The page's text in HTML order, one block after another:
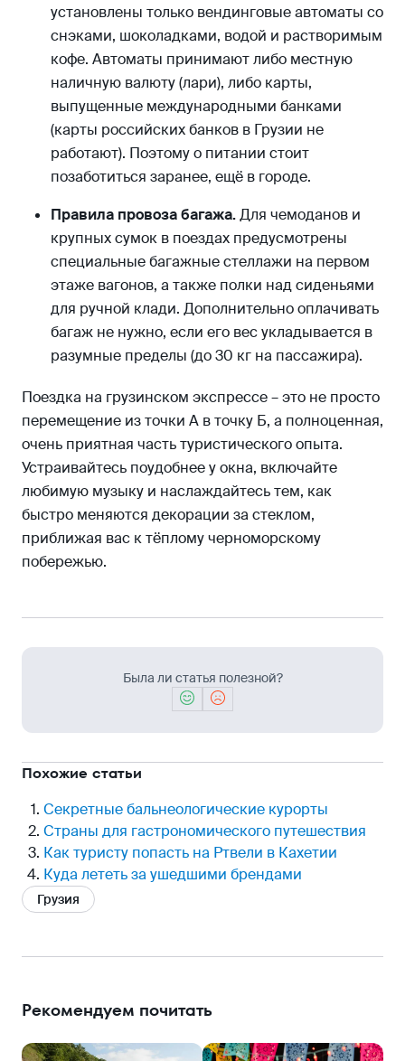
установлены только вендинговые автоматы со
снэками, шоколадками, водой и растворимым
кофе. Автоматы принимают либо местную
наличную валюту (лари), либо карты,
выпущенные международными банками
(карты российских банков в Грузии не
работают). Поэтому о питании стоит
позаботиться заранее, ещё в городе.
Правила провоза багажа.Для чемоданов и
крупных сумок в поездах предусмотрены
специальные багажные стеллажи на первом
этаже вагонов, а также полки над сиденьями
для ручной клади. Дополнительно оплачивать
багаж не нужно, если его вес укладывается в
разумные пределы (до 30 кг на пассажира).
Поездка на грузинском экспрессе – это не просто
перемещение из точки А в точку Б, а полноценная,
очень приятная часть туристического опыта.
Устраивайтесь поудобнее у окна, включайте
любимую музыку и наслаждайтесь тем, как
быстро меняются декорации за стеклом,
приближая вас к тёплому черноморскому
побережью.
Была ли статья полезной?
Похожие статьи
Секретные бальнеологические курорты
Страны для гастрономического путешествия
Как туристу попасть на Ртвели в Кахетии
Куда лететь за ушедшими брендами
Грузия
Рекомендуем почитать